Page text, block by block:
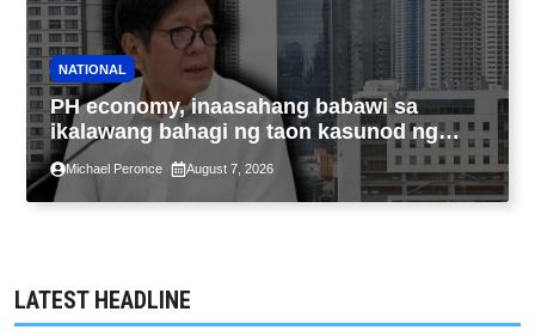
NATIONAL
PH economy, inaasahang babawi sa
ikalawang bahagi ng taon kasunod ng
2.3% GDP dulot ng Middle East war,
pagkaantala ng public construction
Michael Peronce August 7, 2026
LATEST HEADLINE